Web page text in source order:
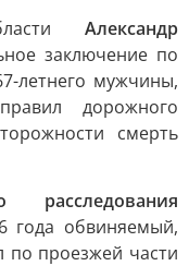
Александр
заключение по
летнего мужчины,
дорожного
смерть
расследования
года обвиняемый,
по проезжей части